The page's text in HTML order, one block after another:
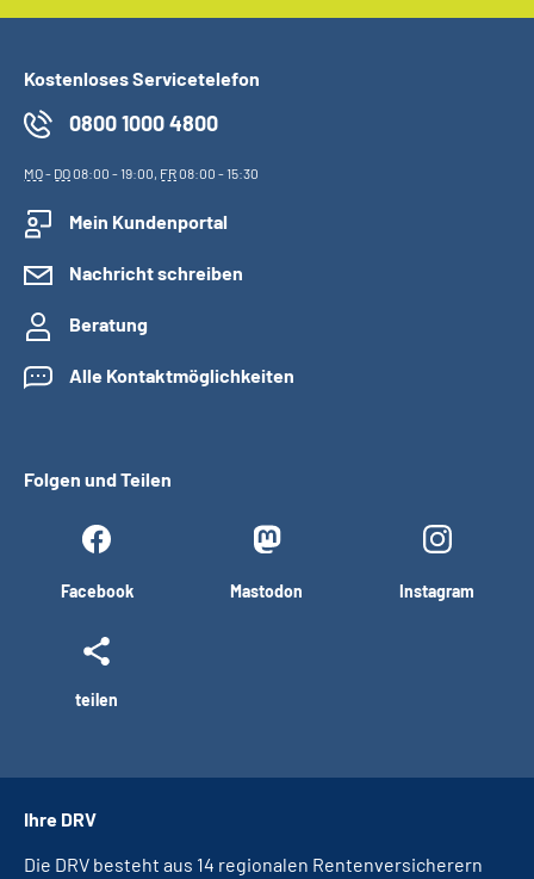
Kostenloses Servicetelefon
0800 1000 4800
MO- DO08:00 - 19:00, FR08:00 - 15:30
Mein Kundenportal
Nachricht schreiben
Beratung
Alle Kontaktmöglichkeiten
Folgen und Teilen
Facebook Mastodon Instagram
teilen
Ihre DRV
Die DRV besteht aus 14 regionalen Rentenversicherern